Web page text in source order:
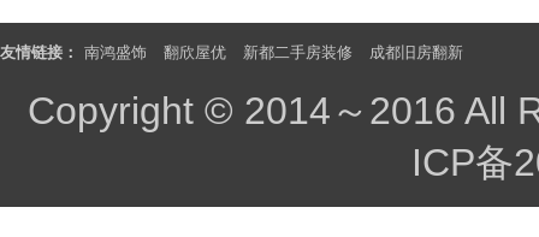
友情链接： 南鸿盛饰 翻欣屋优 新都二手房装修 成都旧房翻新
Copyright © 2014～2016 All
ICP备